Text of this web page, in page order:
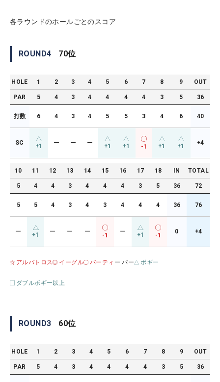
各ラウンドのホールごとのスコア
ROUND4 70位
HOLE 1 2 3 4 5 6 7 8 9 OUT
PAR 5 4 3 4 4 4 4 3 5 36
打数 6 4 3 4 5 5 3 4 6 40
SC +1 ー ー ー +1 +1 -1 +1 +1 +4
10 11 12 13 14 15 16 17 18 IN TOTAL
5 4 4 3 4 4 4 3 5 36 72
5 5 4 3 4 3 4 4 4 36 76
ー +1 ー ー ー
-1
ー +1 -1
0 +4
アルバトロス イーグル バーティ ー パー ボギー
ダブルボギー以上
ROUND3 60位
HOLE 1 2 3 4 5 6 7 8 9 OUT
PAR 5 4 3 4 4 4 4 3 5 36